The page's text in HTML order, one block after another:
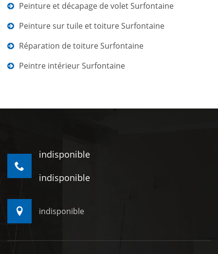
Peinture et décapage de volet Surfontaine
Peinture sur tuile et toiture Surfontaine
Réparation de toiture Surfontaine
Peintre intérieur Surfontaine
indisponible
indisponible
indisponible